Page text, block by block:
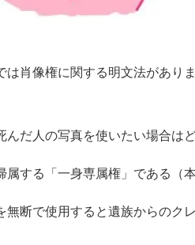
は肖像権に関する明文法があり
んだ人の写真を使いたい場合は
属する「一身専属権」である（
無断で使用すると遺族からのク